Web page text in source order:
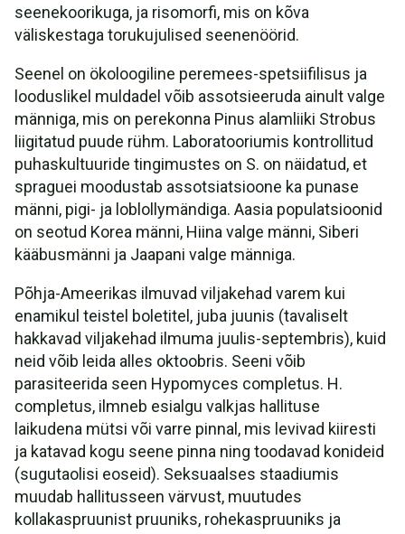
seenekoorikuga, ja risomorfi, mis on kõva
väliskestaga torukujulised seenenöörid.
Seenel on ökoloogiline peremees-spetsiifilisus ja
looduslikel muldadel võib assotsieeruda ainult valge
männiga, mis on perekonna Pinus alamliiki Strobus
liigitatud puude rühm. Laboratooriumis kontrollitud
puhaskultuuride tingimustes on S. on näidatud, et
spraguei moodustab assotsiatsioone ka punase
männi, pigi- ja loblollymändiga. Aasia populatsioonid
on seotud Korea männi, Hiina valge männi, Siberi
kääbusmänni ja Jaapani valge männiga.
Põhja-Ameerikas ilmuvad viljakehad varem kui
enamikul teistel boletitel, juba juunis (tavaliselt
hakkavad viljakehad ilmuma juulis-septembris), kuid
neid võib leida alles oktoobris. Seeni võib
parasiteerida seen Hypomyces completus. H.
completus, ilmneb esialgu valkjas hallituse
laikudena mütsi või varre pinnal, mis levivad kiiresti
ja katavad kogu seene pinna ning toodavad konideid
(sugutaolisi eoseid). Seksuaalses staadiumis
muudab hallitusseen värvust, muutudes
kollakaspruunist pruuniks, rohekaspruuniks ja